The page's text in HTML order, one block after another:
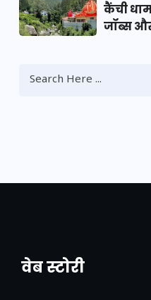
कैंची धाम
जॉब्स
वेब स्टोरी
नया एक्सप्रेसवे: